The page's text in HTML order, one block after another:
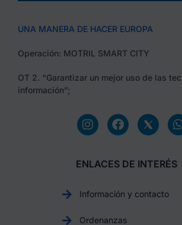
UNA MANERA DE HACER EUROPA
Operación: MOTRIL SMART CITY
OT 2. “Garantizar un mejor uso de las
información”;
ENLACES DE INTERÉS
Información y contacto
Ordenanzas